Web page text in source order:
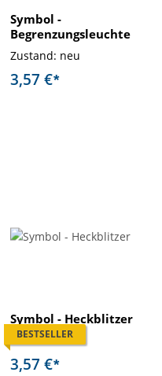
Symbol -
Begrenzungsleuchte
Zustand: neu
3,57 €*
BESTSELLER
Symbol - Heckblitzer
Zustand: neu
3,57 €*